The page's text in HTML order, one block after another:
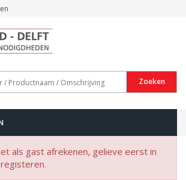
Zoeken
als gast afrekenen, gelieve eerst in